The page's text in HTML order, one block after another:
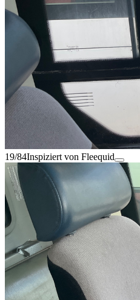
19/84Inspiziert von Fleequid